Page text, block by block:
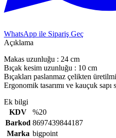
WhatsApp ile Sipariş Geç
Açıklama
Makas uzunluğu : 24 cm
Bıçak kesim uzunluğu : 10 cm
Bıçakları paslanmaz çelikten
Ergonomik tasarımı ve kauçuk sapı
Ek bilgi
KDV
%20
Barkod 8697439844187
Marka bigpoint